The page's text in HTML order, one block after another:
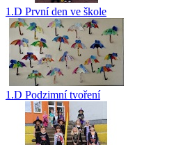
1.D První den ve škole
1.D Podzimní tvoření